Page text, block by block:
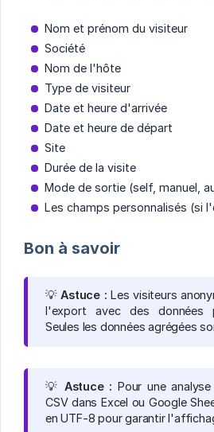
Nom et prénom du visiteur
Société
Nom de l'hôte
Type de visiteur
Date et heure d'arrivée
Date et heure de départ
Site
Durée de la visite
Mode de sortie (self, manuel,
Les champs personnalisés (si
Bon à savoir
💡Astuce : Les visiteurs
l'export avec des données
Seules les données agrégées
💡 Astuce : Pour une
CSV dans Excel ou Google
en UTF-8 pour garantir